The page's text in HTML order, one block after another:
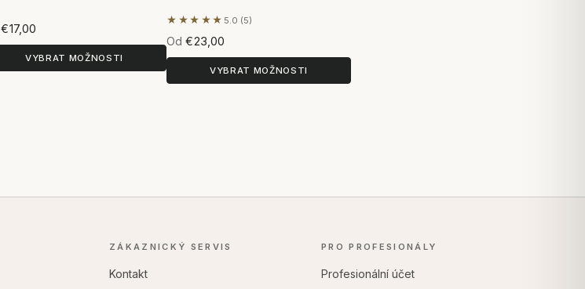
€17,00
VYBRAT MOŽNOSTI
★★★★★ 5.0 (5)
Na základě 5 hodnocení
Od €23,00
VYBRAT MOŽNOSTI
ZÁKAZNICKÝ SERVIS
Kontakt
PRO PROFESIONÁLY
Profesionální účet